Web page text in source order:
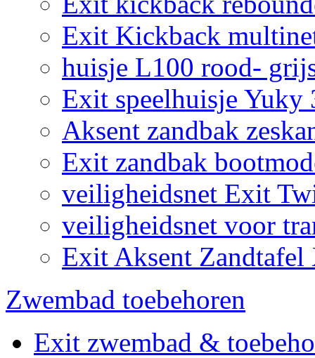
Exit Kickback
huisje L100 rood-
Exit speelhuisje Yuky
Aksent zandbak
Exit zandbak
veiligheidsnet Exit
veiligheidsnet voor
Exit Aksent
Zwembad toebehoren
Exit zwembad &